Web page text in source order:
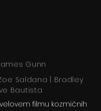
Gunn
Saldana | Bradley
Bautista
filmu kozmičnih